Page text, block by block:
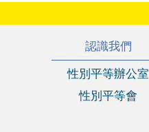
認識我們
性別平等辦公室
性別平等會